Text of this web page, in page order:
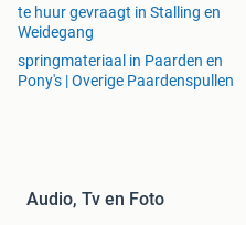
te huur gevraagt in Stalling en
Weidegang
springmateriaal in Paarden en
Pony's | Overige Paardenspullen
Audio, Tv en Foto